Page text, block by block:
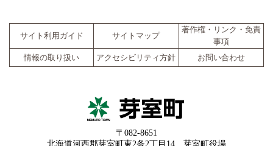
サイト利用ガイド サイトマップ
著作権・リンク・免責
事項
情報の取り扱い
アクセシビリティ方針 お問い合わせ
〒082-8651
北海道河西郡芽室町東2条2丁目14 芽室町役場